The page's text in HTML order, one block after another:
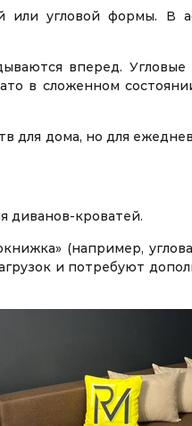
угловой формы. В
вперед.
в сложенном
дома, но для
диванов-кроватей.
(например,
и потребуют